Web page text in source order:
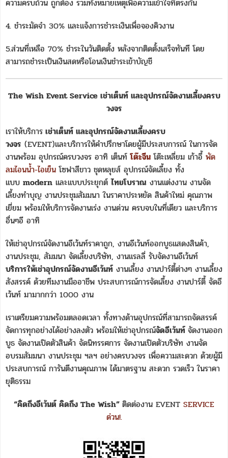
ความครบถ้วน ถูกต้อง รวมทั้งหมายเหตุเพื่อความเข้าใจที่ตรงกัน
4. ชำระมัดจำ 30% และแจ้งการชำระเงินเพื่อจองคิวงาน
5.ส่วนที่เหลือ 70% ชำระในวันติดตั้ง หลังจากติดตั้งเสร็จทันที โดย
สามารถชำระเป็นเงินสดหรือโอนเงินชำระเข้าบัญชี
The Wish Event Service เช่าเต็นท์ และอุปกรณ์จัดงานเลี้ยงครบ
วงจร
เราให้บริการ เช่าเต็นท์ และอุปกรณ์จัดงานเลี้ยงครบ
วงจร (EVENT)และบริการให้คำปรึกษาโดยผู้มีประสบการณ์ ในการจัด
งานพร้อม อุปกรณ์ครบวงจร อาทิ เต็นท์โต๊ะจีน โต๊ะเหลี่ยม เก้าอี้ พัด
ลมไอนน้ำ-ไอเย็น โซฟาสีขาว ชุดหลุยส์ อุปกรณ์จัดเลี้ยง ทั้ง
แบบ modern และแบบประยุกต์ไทยโบราณ งานแต่งงาน งานจัด
เลี้ยงทำบุญ งานประชุมสัมมนา ในราคาประหยัด สินค้าใหม่ คุณภาพ
เยี่ยม พร้อมให้บริการจัดงานเร่ง งานด่วน ครบจบในที่เดียว และบริการ
อื่นๆอี อาทิ
ให้เช่าอุปกรณ์จัดงานอีเว้นท์ราคาถูก, งานอีเว้นท์ออกบูธแสดงสินค้า,
งานประชุม, สัมมนา จัดเลี้ยงบริษัท, งานแรลลี่ รับจัดงานอีเว้นท์
บริการให้เช่าอุปกรณ์จัดงานอีเว้นท์ งานเลี้ยง งานปาร์ตี้ต่างๆ งานเลี้ยง
สังสรรค์ ด้วยทีมงานมืออาชีพ ประสบการณ์การจัดเลี้ยง งานปาร์ตี้ จัดอี
เว้นท์ มามากกว่า 1000 งาน
เราเตรียมความพร้อมตลอดเวลา ทั้งทางด้านอุปกรณ์ที่สามารถจัดสรรค์
จัดการทุกอย่างได้อย่างลงตัว พร้อมให้เช่าอุปกรณ์จัดอีเว้นท์ จัดงานออก
บูธ จัดงานเปิดตัวสินค้า จัดนิทรรศการ จัดงานเปิดตัวบริษัท งานจัด
อบรมสัมมนา งานประชุม ฯลฯ อย่างครบวงจร เพื่อความสะดวก ด้วยผู้มี
ประสบการณ์ การันตีงานคุณภาพ ได้มาตรฐาน สะดวก รวดเร็ว ในราคา
ยุติธรรม
“คิดถึงอีเว้นต์ คิดถึง The Wish” ติดต่องาน EVENT SERVICE
ด่วน!.